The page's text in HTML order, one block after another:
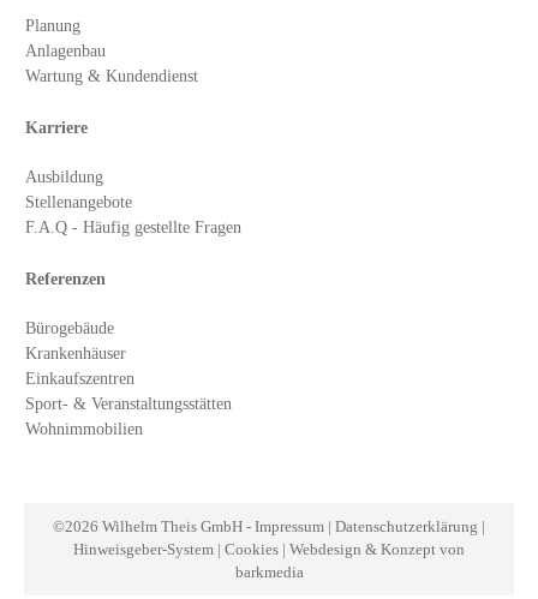
Planung
Anlagenbau
Wartung & Kundendienst
Karriere
Ausbildung
Stellenangebote
F.A.Q - Häufig gestellte Fragen
Referenzen
Bürogebäude
Krankenhäuser
Einkaufszentren
Sport- & Veranstaltungsstätten
Wohnimmobilien
©2026 Wilhelm Theis GmbH - Impressum | Datenschutzerklärung |
Hinweisgeber-System | Cookies | Webdesign & Konzept von
barkmedia